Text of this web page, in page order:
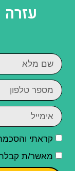
קראתי
מאשר/ת קבלת